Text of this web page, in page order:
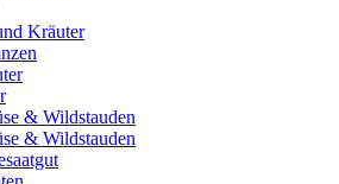
Kräuter
& Wildstauden
& Wildstauden